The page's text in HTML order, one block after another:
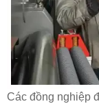
Các đồng nghiệp